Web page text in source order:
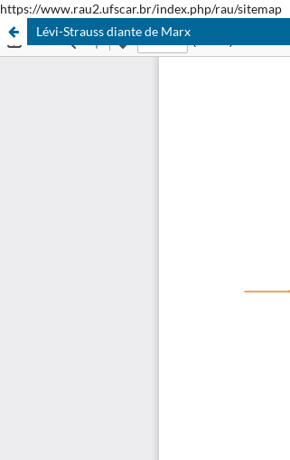
https://www.rau2.ufscar.br/index.php/rau/sitemap
Lévi-Strauss diante de Marx